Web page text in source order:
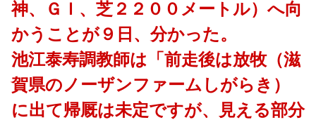
神、ＧＩ、芝２２００メートル）へ向
かうことが９日、分かった。
池江泰寿調教師は「前走後は放牧（滋
賀県のノーザンファームしがらき）
に出て帰厩は未定ですが、見える部分